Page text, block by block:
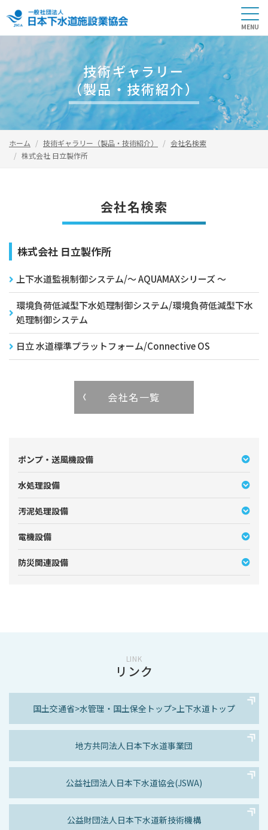
技術ギャラリー
（製品・技術紹介）
ホーム 技術ギャラリー（製品・技術紹介）
会社名検索
株式会社 日立製作所
会社名検索
ポンプ・送風機設備
水処理設備
汚泥処理設備
電機設備
防災関連設備
株式会社 日立製作所
上下水道監視制御システム/～ AQUAMAXシリーズ ～
環境負荷低減型下水処理制御システム/環境負荷低減型下水
処理制御システム
日立 水道標準プラットフォーム/Connective OS
会社名一覧
LINK
リンク
国土交通省>水管理・国土保全トップ> 上下水道トップ
地方共同法人 日本下水道事業団
公益社団法人 日本下水道協会(JSWA)
公益財団法人 日本下水道新技術機構